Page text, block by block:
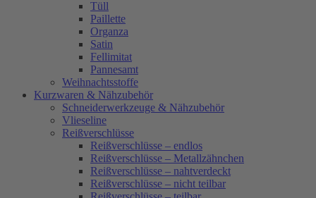
Tüll
Paillette
Organza
Satin
Fellimitat
Pannesamt
Weihnachtsstoffe
Kurzwaren & Nähzubehör
Schneiderwerkzeuge & Nähzubehör
Vlieseline
Reißverschlüsse
Reißverschlüsse – endlos
Reißverschlüsse – Metallzähnchen
Reißverschlüsse – nahtverdeckt
Reißverschlüsse – nicht teilbar